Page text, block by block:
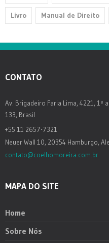
Livro Manual de Direito
CONTATO
Av. Brigadeiro Faria Lima, 4221, 1º
133, Brasil
+55 11 2657-7321
Neuer Wall 10, 20354 Hamburgo,
contato@coelhomoreira.com.br
MAPA DO SITE
Home
Sobre Nós